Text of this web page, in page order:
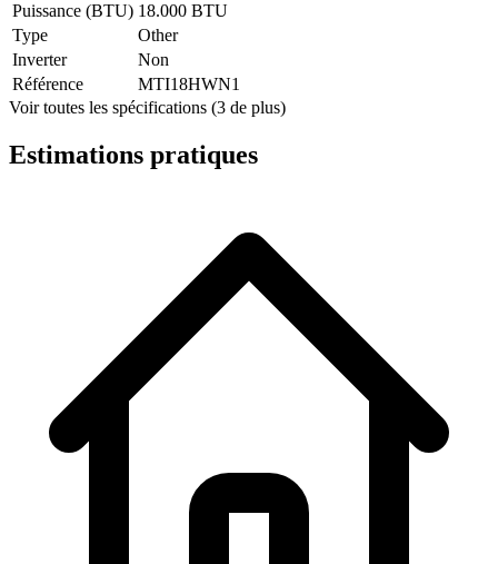
Puissance (BTU) 18.000 BTU
Type
Other
Inverter
Non
Référence
MTI18HWN1
Voir toutes les spécifications (3 de plus)
Estimations pratiques